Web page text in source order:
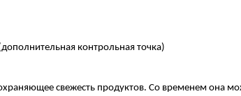
контрольная точка)
свежесть продуктов. Со временем она